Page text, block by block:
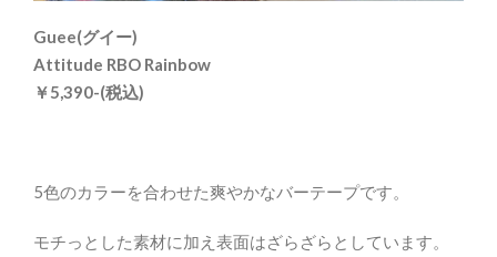
Guee(グイー)
Attitude RBO Rainbow
￥5,390-(税込)
5色のカラーを合わせた爽やかなバーテープです。
モチっとした素材に加え表面はざらざらとしています。